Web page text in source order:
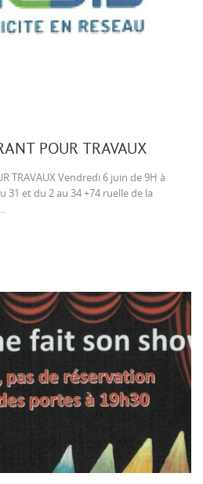
POUR TRAVAUX
TRAVAUX Vendredi 6 juin de 9H à
31 et du 2 au 34 +74 ruelle de la